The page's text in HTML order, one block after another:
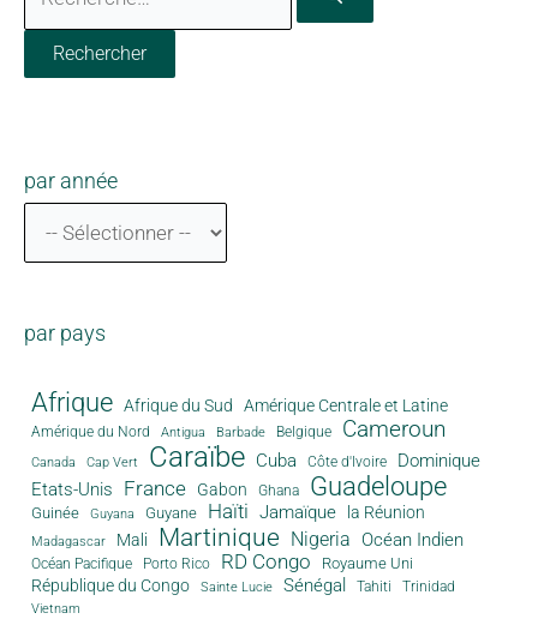
par année
par pays
Afrique Afrique du Sud Amérique Centrale et Latine
Amérique du Nord Antigua Barbade Belgique Cameroun
Canada Cap Vert Caraïbe Cuba Côte d'Ivoire
Dominique
Etats-Unis
France Gabon Ghana Guadeloupe
Guinée Guyana Guyane Haïti Jamaïque la Réunion
Madagascar Mali Martinique Nigeria Océan Indien
Océan Pacifique Porto Rico RD Congo Royaume Uni
République du Congo Sainte Lucie Sénégal Tahiti Trinidad
Vietnam